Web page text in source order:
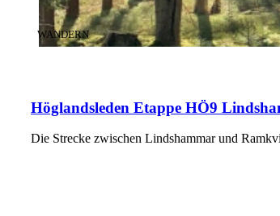
Höglandsleden Etappe HÖ9
KATEGORIE:
WANDERN
Die Strecke zwischen Lindshammar und